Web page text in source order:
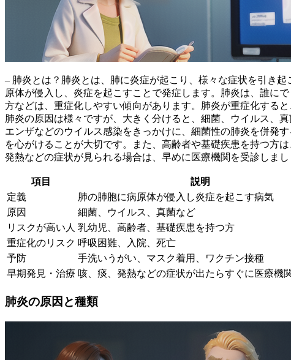
– 肺炎とは？肺炎とは、 肺に炎症が起こり、様々な症状を引き起
原体が侵入し、炎症を起こすことで発症します。肺炎は、誰に
方などは、重症化しやすい傾向があります。肺炎が重症化する
肺炎の原因は様々ですが、大きく分けると、細菌、ウイルス、
エンザなどのウイルス感染をきっかけに、細菌性の肺炎を併発
を心がけることが大切です。また、高齢者や基礎疾患を持つ方
発熱などの症状が見られる場合は、早めに医療機関を受診しまし
項目
説明
定義
肺の肺胞に病原体が侵入し炎症を起こす病気
原因
細菌、ウイルス、真菌など
リスクが高い人 乳幼児、高齢者、基礎疾患を持つ方
重症化のリスク 呼吸困難、入院、死亡
予防
手洗いうがい、マスク着用、ワクチン接種
早期発見・治療 咳、痰、発熱などの症状が出たらすぐに医療機
肺炎の原因と種類